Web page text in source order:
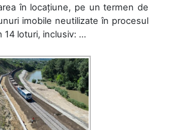
în locațiune, pe un termen de
imobile neutilizate în procesul
loturi, inclusiv: ...